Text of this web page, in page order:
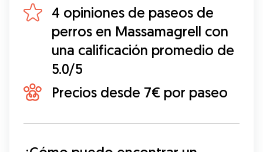
4 opiniones de paseos de
perros en Massamagrell con
una calificación promedio de
5.0/5
Precios desde 7€ por paseo